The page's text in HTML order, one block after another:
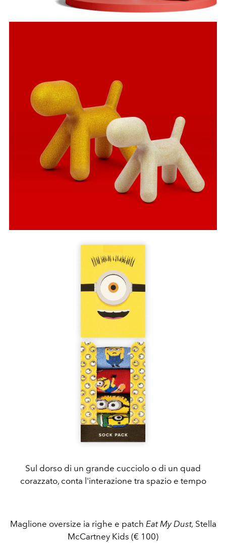
Sul dorso di un grande cucciolo o di un quad
corazzato, conta l'interazione tra spazio e tempo
Maglione oversize ia righe e patch Eat My Dust, Stella
McCartney Kids (€ 100)